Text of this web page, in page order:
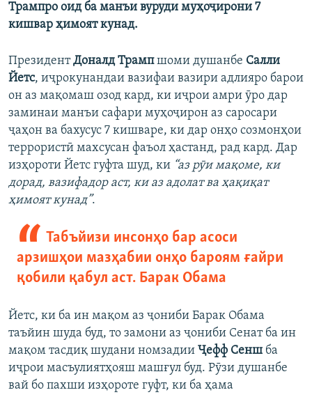
Трампро оид ба манъи вуруди муҳоҷирони 7
кишвар ҳимоят кунад.
ПрезидентДоналд Трампшоми душанбе Салли
Йетс, иҷрокунандаи вазифаи вазири адлияро барои
он аз мақомаш озод кард, ки иҷрои амри ӯро дар
заминаи манъи сафари муҳоҷирон аз саросари
ҷаҳон ва бахусус 7 кишваре, ки дар онҳо созмонҳои
террористӣ махсусан фаъол ҳастанд, рад кард. Дар
изҳороти Йетс гуфта шуд, ки “аз рӯи мақоме, ки
дорад, вазифадор аст, ки аз адолат ва ҳақиқат
ҳимоят кунад”.
Табъйизи инсонҳо бар асоси
арзишҳои мазҳабии онҳо бароям ғайри
қобили қабул аст. Барак Обама
Йетс, ки ба ин мақом аз ҷониби Барак Обама
таъйин шуда буд, то замони аз ҷониби Сенат ба ин
мақом тасдиқ шудани номзадии Ҷефф Сенш ба
иҷрои масъулиятҳояш машғул буд. Рӯзи душанбе
вай бо пахши изҳороте гуфт, ки ба ҳама